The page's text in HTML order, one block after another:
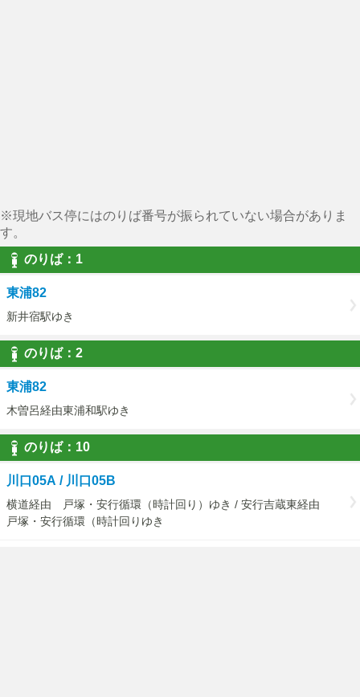
※現地バス停にはのりば番号が振られていない場合がありま
す。
のりば：1
東浦82
新井宿駅ゆき
のりば：2
東浦82
木曽呂経由東浦和駅ゆき
のりば：10
川口05A / 川口05B
横道経由 戸塚・安行循環（時計回り）ゆき / 安行吉蔵東経由
戸塚・安行循環（時計回りゆき